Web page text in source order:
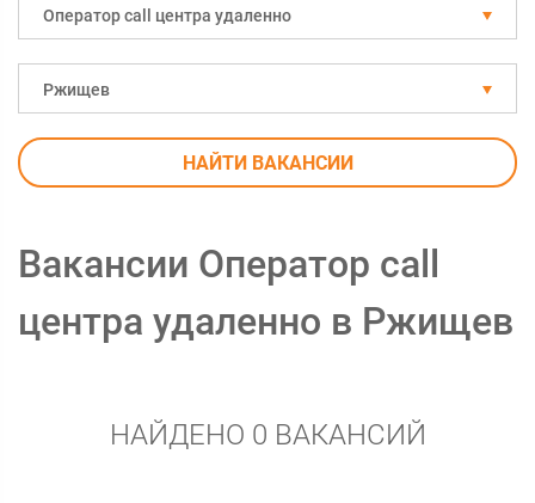
Оператор call центра удаленно
Ржищев
НАЙТИ ВАКАНСИИ
Вакансии Оператор call
центра удаленно в Ржищев
НАЙДЕНО 0 ВАКАНСИЙ